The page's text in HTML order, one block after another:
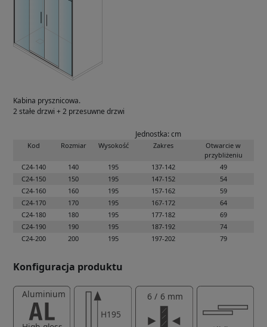
Kabina prysznicowa.
2 stałe drzwi + 2 przesuwne drzwi
Jednostka: cm
Kod Rozmiar Wysokość Zakres
Otwarcie w
przybliżeniu
C24-140
140 195 137-142
49
C24-150
150 195 147-152
54
C24-160
160 195 157-162
59
C24-170
170 195 167-172
64
C24-180
180 195 177-182
69
C24-190
190 195 187-192
74
C24-200
200 195 197-202 79
Konfiguracja produktu